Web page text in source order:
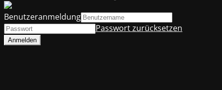
Benutzeranmeldung
Passwort zurücksetzen